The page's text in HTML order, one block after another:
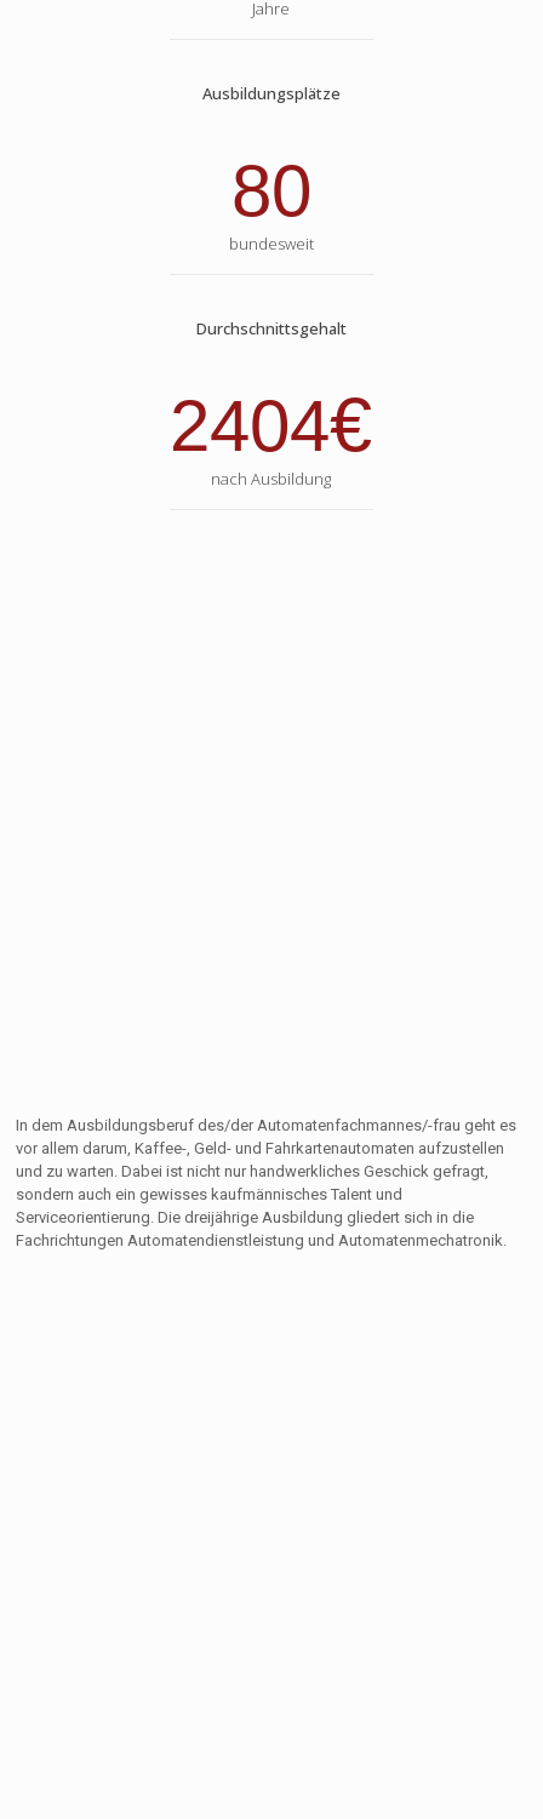
Jahre
Ausbildungsplätze
80
bundesweit
Durchschnittsgehalt
2404€
nach Ausbildung
In dem Ausbildungsberuf des/der Automatenfachmannes/-frau geht es
vor allem darum, Kaffee-, Geld- und Fahrkartenautomaten aufzustellen
und zu warten. Dabei ist nicht nur handwerkliches Geschick gefragt,
sondern auch ein gewisses kaufmännisches Talent und
Serviceorientierung. Die dreijährige Ausbildung gliedert sich in die
Fachrichtungen Automatendienstleistung und Automatenmechatronik.